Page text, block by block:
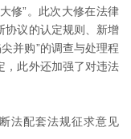
修”。此次大修在法律
协议的认定规则、新增
并购”的调查与处理程
，此外还加强了对违法
法配套法规征求意见